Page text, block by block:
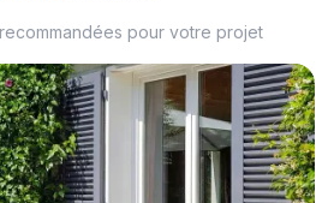
pour votre projet